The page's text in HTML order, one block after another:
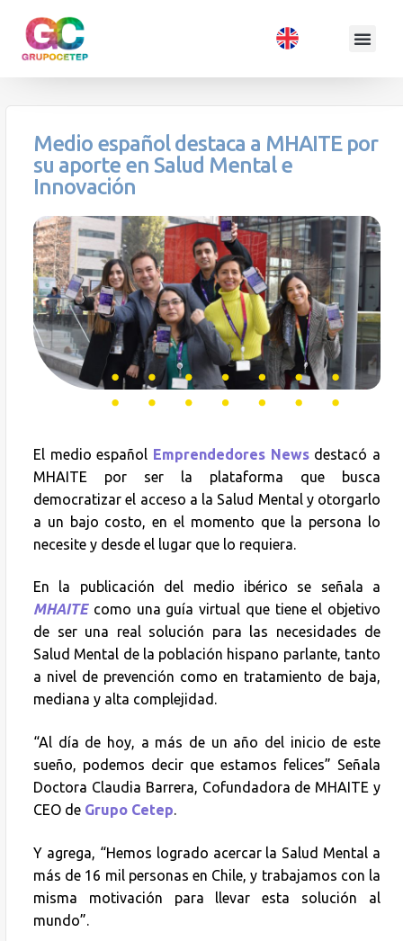
Medio español destaca a MHAITE por
su aporte en Salud Mental e
Innovación
El medio español Emprendedores Newsdestacó a
MHAITE por ser la plataforma que busca
democratizar el acceso a la Salud Mental y otorgarlo
a un bajo costo, en el momento que la persona lo
necesite y desde el lugar que lo requiera.
En la publicación del medio ibérico se señala a
MHAITEcomo una guía virtual que tiene el objetivo
de ser una real solución para las necesidades de
Salud Mental de la población hispano parlante, tanto
a nivel de prevención como en tratamiento de baja,
mediana y alta complejidad.
“Al día de hoy, a más de un año del inicio de este
sueño, podemos decir que estamos felices” Señala
Doctora Claudia Barrera, Cofundadora de MHAITE y
CEO de Grupo Cetep.
Y agrega, “Hemos logrado acercar la Salud Mental a
más de 16 mil personas en Chile, y trabajamos con la
misma motivación para llevar esta solución al
mundo”.